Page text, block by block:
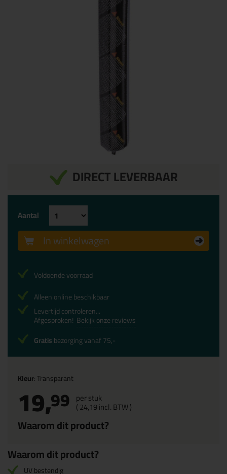
DIRECT LEVERBAAR
Kleur: Transparant
19,99 per stuk
(24,19incl. BTW )
Waarom dit product?
Aantal
In winkelwagen
Voldoende voorraad
Alleen online beschikbaar
Levertijd controleren...
Afgesproken! Bekijk onze reviews
Gratisbezorging vanaf 75,-
Waarom dit product?
UV bestendig